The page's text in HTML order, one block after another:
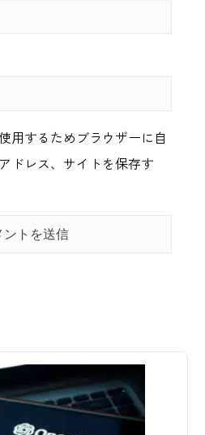
用するためブラウザーに自
ドレス、サイトを保存す